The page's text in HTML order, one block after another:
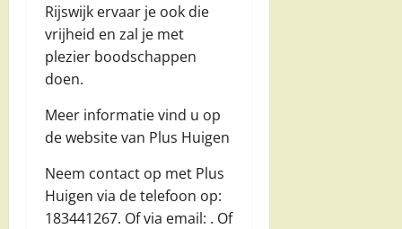
Rijswijk ervaar je ook die
vrijheid en zal je met
plezier boodschappen
doen.
Meer informatie vind u op
de website van Plus Huigen
Neem contact op met Plus
Huigen via de telefoon op:
183441267. Of via email: . Of